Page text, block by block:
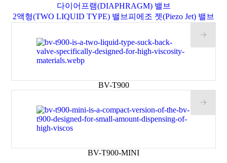
다이어프램(DIAPHRAGM) 밸브
2액형(TWO LIQUID TYPE) 밸브 피에조 젯(Piezo Jet) 밸브
BV-T900
BV-T900-MINI